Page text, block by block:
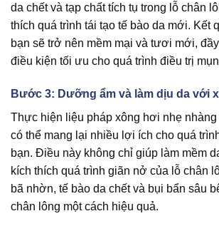
da chết và tạp chất tích tụ trong lỗ chân
thích quá trình tái tạo tế bào da mới. Kết
bạn sẽ trở nên mềm mại và tươi mới,
điều kiện tối ưu cho quá trình điều trị
Bước 3: Dưỡng ẩm và làm dịu da với
Thực hiện liệu pháp xông hơi nhẹ
có thể mang lại nhiều lợi ích cho quá
bạn. Điều này không chỉ giúp làm mềm
kích thích quá trình giãn nở của lỗ chân
bã nhờn, tế bào da chết và bụi bẩn sâu
chân lông một cách hiệu quả.